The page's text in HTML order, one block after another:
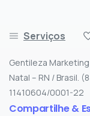
Serviços
Gentileza
Natal – RN / Brasil.
11410604/0001-22
Compartilhe &